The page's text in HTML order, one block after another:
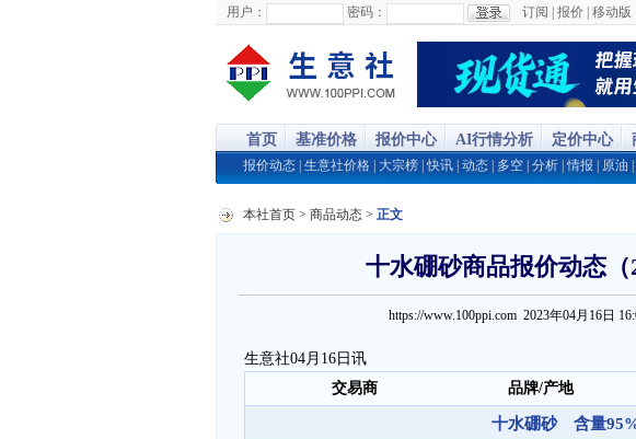
用户： 密码： 订阅 报价 移动版
首页 基准价格 报价中心 AI行情分析 定价中心
报价动态 生意社价格 大宗榜 |快讯 动态 多空 分析 |情报 原油
本社首页 > 商品动态 > 正文
十水硼砂商品报价动态（
https://www.100ppi.com 2023年04月16日
生意社04月16日讯
交易商
品牌/产地
十水硼砂 含量